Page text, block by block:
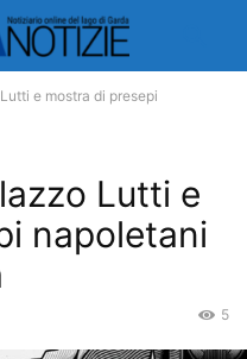
e mostra di presepi
Lutti e
napoletani
5